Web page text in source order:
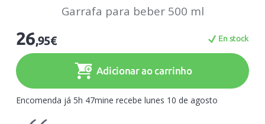
Garrafa para beber 500 ml
26,95€ En stock
Adicionar ao carrinho
Encomenda já 5h 47mine recebe lunes 10 de agosto